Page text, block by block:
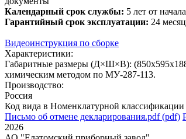
Календарный срок службы: 5 лет от
Гарантийный срок эксплуатации: 24
Видеоинструкция по сборке
Характеристики:
Габаритные размеры (Д×Ш×В):
химическим методом по МУ-287-113.
Производство:
Россия
Код вида в Номенклатурной
Письмо об отмене декларирования.pdf (pdf)
2026